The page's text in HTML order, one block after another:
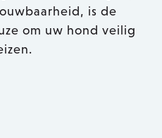
is de
om uw hond veilig